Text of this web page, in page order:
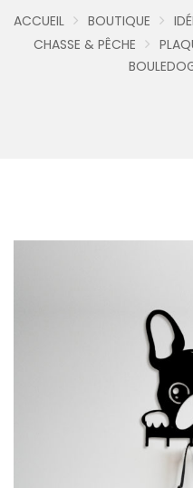
ACCUEIL BOUTIQUE
CHASSE & PÊCHE